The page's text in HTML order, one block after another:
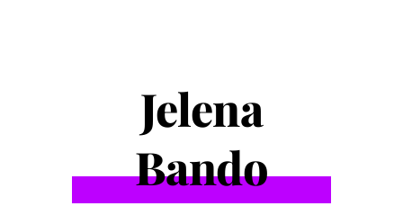
Jelena
Bando